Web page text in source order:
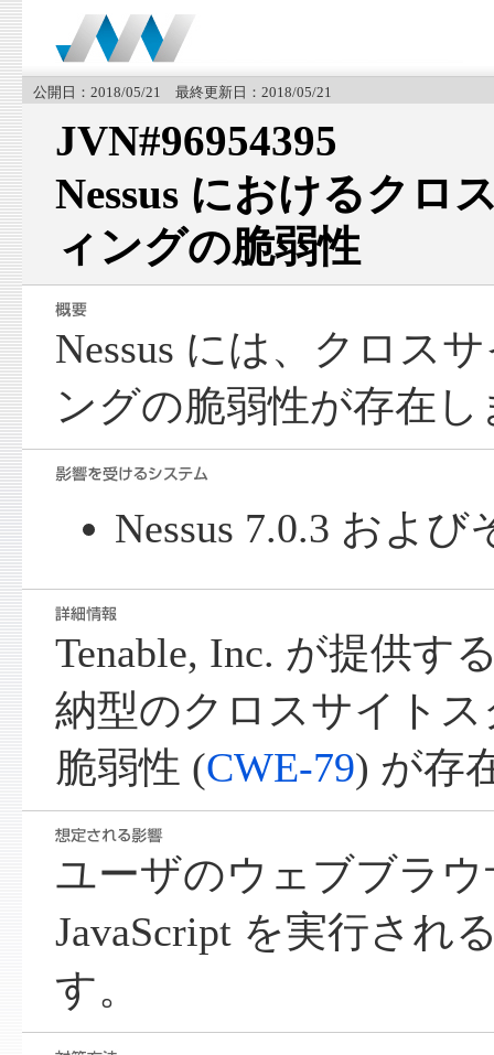
公開日：2018/05/21 最終更新日：2018/05/21
JVN#96954395
Nessus におけるクロ
ィングの脆弱性
Nessus には、クロス
ングの脆弱性が存在し
Nessus 7.0.3 および
Tenable, Inc. が提供す
納型のクロスサイト
脆弱性 (CWE-79) が存
ユーザのウェブブラ
JavaScript を実行され
す。